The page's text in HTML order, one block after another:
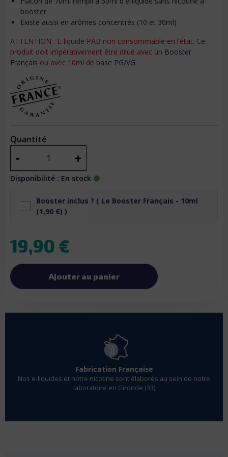
booster
Existe aussi en arômes concentrés (10 et 30ml)
ATTENTION : E-liquide PAB non consommable en l’état. Ce
produit doit impérativement être dilué avec un Booster
Français ou avec 10ml de base PG/VG.
Quantité
+
-
Disponibilité : En stock
Booster inclus ? ( Le Booster Français - 10ml
(1,90 €) )
19,90 €
Ajouter au panier
Fabrication Française
Nos e-liquides et notre nicotine sont élaborés au sein de notre
laboratoire en Gironde (33)